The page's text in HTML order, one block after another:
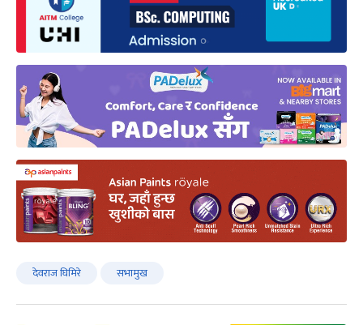
देवराज घिमिरे सभामुख